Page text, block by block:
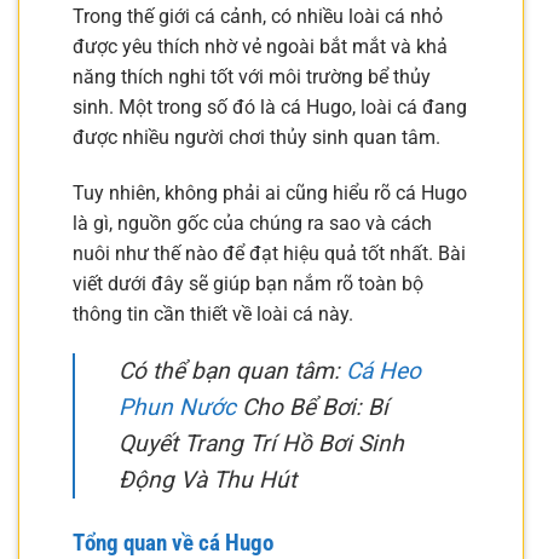
Trong thế giới cá cảnh, có nhiều loài cá nhỏ
được yêu thích nhờ vẻ ngoài bắt mắt và khả
năng thích nghi tốt với môi trường bể thủy
sinh. Một trong số đó là cá Hugo, loài cá đang
được nhiều người chơi thủy sinh quan tâm.
Tuy nhiên, không phải ai cũng hiểu rõ cá Hugo
là gì, nguồn gốc của chúng ra sao và cách
nuôi như thế nào để đạt hiệu quả tốt nhất. Bài
viết dưới đây sẽ giúp bạn nắm rõ toàn bộ
thông tin cần thiết về loài cá này.
Có thể bạn quan tâm: Cá Heo
Phun NướcCho Bể Bơi: Bí
Quyết Trang Trí Hồ Bơi Sinh
Động Và Thu Hút
Tổng quan về cá Hugo